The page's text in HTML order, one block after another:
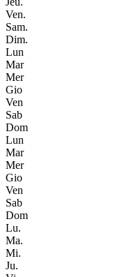
Ven.
Sam.
Dim.
Lun
Mar
Mer
Gio
Ven
Sab
Dom
Lun
Mar
Mer
Gio
Ven
Sab
Dom
Lu.
Ma.
Mi.
Ju.